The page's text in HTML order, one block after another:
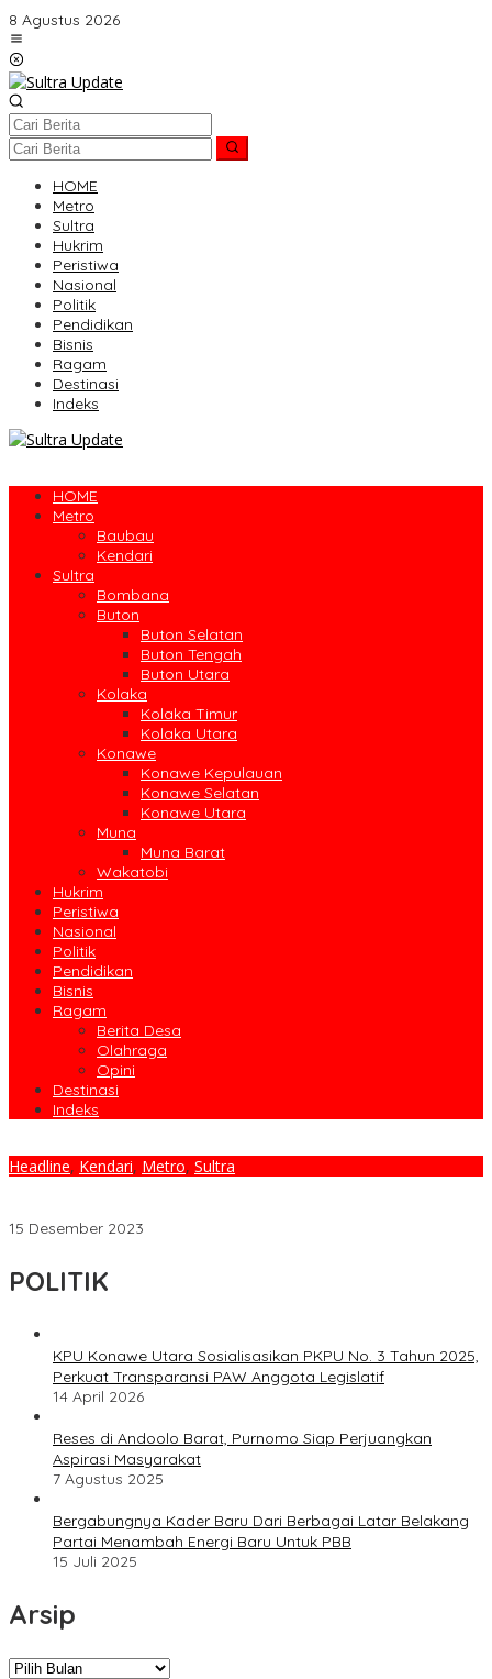
Lewati
ke
konten
8 Agustus 2026
HOME
Metro
Sultra
Hukrim
Peristiwa
Nasional
Politik
Pendidikan
Bisnis
Ragam
Destinasi
Indeks
HOME
Metro
Baubau
Kendari
Sultra
Bombana
Buton
Buton Selatan
Buton Tengah
Buton Utara
Kolaka
Kolaka Timur
Kolaka Utara
Konawe
Konawe Kepulauan
Konawe Selatan
Konawe Utara
Muna
Muna Barat
Wakatobi
Hukrim
Peristiwa
Nasional
Politik
Pendidikan
Bisnis
Ragam
Berita Desa
Olahraga
Opini
Destinasi
Indeks
Headline, Kendari, Metro, Sultra
15 Desember 2023
POLITIK
KPU Konawe Utara Sosialisasikan PKPU No. 3 Tahun 2025,
Perkuat Transparansi PAW Anggota Legislatif
14 April 2026
Reses di Andoolo Barat, Purnomo Siap Perjuangkan
Aspirasi Masyarakat
7 Agustus 2025
Bergabungnya Kader Baru Dari Berbagai Latar Belakang
Partai Menambah Energi Baru Untuk PBB
15 Juli 2025
Arsip
Arsip